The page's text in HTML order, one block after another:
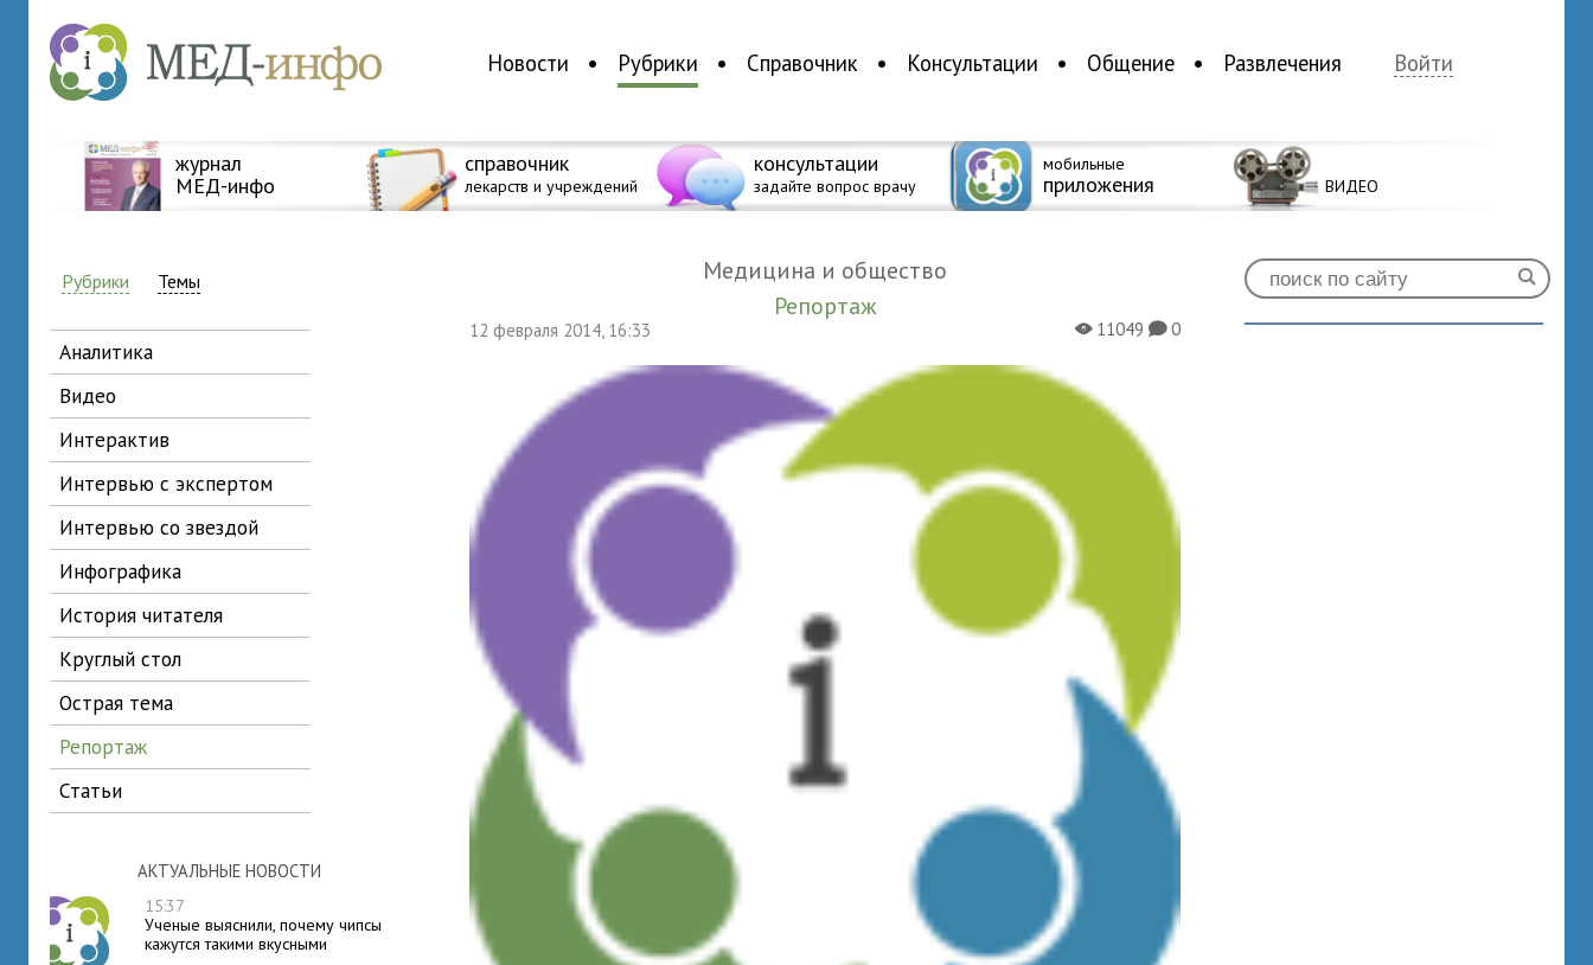
Новости Рубрики Справочник Консультации Общение Развлечения Войти
журнал
МЕД-инфо
справочник
лекарств и учреждений
консультации
задайте вопрос врачу
мобильные
приложения ВИДЕО
Рубрики Темы
аналитика
видео
интерактив
интервью с экспертом
интервью со звездой
инфографика
история читателя
круглый стол
острая тема
репортаж
статьи
АКТУАЛЬНЫЕ НОВОСТИ
15:37
Ученые выяснили, почему чипсы
кажутся такими вкусными
Медицина и общество
Репортаж
12 февраля 2014, 16:33 X11049K0